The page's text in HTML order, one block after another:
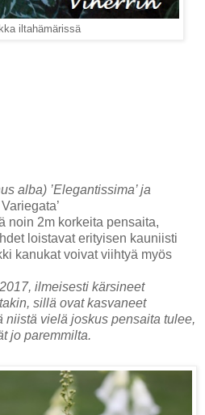
iltahämärissä
alba) ’Elegantissima’ ja
noin 2m korkeita pensaita,
loistavat erityisen kauniisti
kanukat voivat viihtyä myös
ilmeisesti kärsineet
sillä ovat kasvaneet
niistä vielä joskus pensaita tulee,
jo paremmilta.